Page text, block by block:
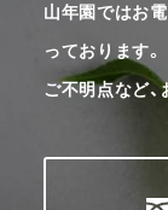
山年園ではお
っております。
ご不明点など